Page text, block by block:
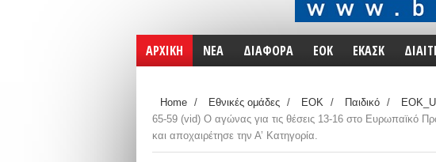
ΑΡΧΙΚΗ ΝΕΑ ΔΙΑΦΟΡΑ ΕΟΚ ΕΚΑΣΚ
Home / Εθνικές ομάδες / ΕΟΚ / Παιδικό /
65-59 (vid) O αγώνας για τις θέσεις 13-16 στο Ευρωπαϊκό
και αποχαιρέτησε την Α’ Κατηγορία.